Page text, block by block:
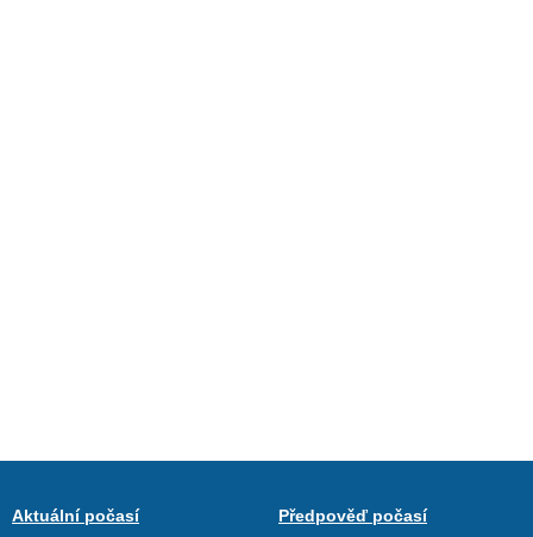
Aktuální počasí
Předpověď počasí